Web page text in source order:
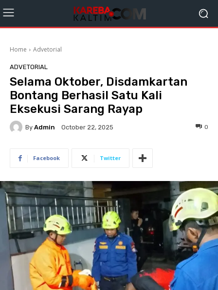
Home Advetorial
ADVETORIAL
Selama Oktober, Disdamkartan
Bontang Berhasil Satu Kali
Eksekusi Sarang Rayap
By Admin October 22, 2025 0
Facebook Twitter